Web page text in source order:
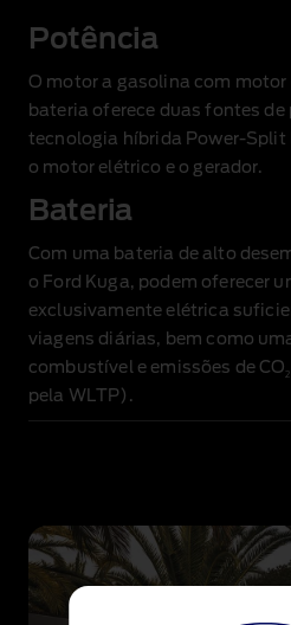
Potência
O motor a gasolina com
bateria oferece duas fontes de
tecnologia híbrida
o motor elétrico e o gerador.
Bateria
Com uma bateria de alto
o Ford Kuga, podem oferecer
exclusivamente elétrica
viagens diárias, bem como
combustível e emissões de CO 2
pela WLTP).